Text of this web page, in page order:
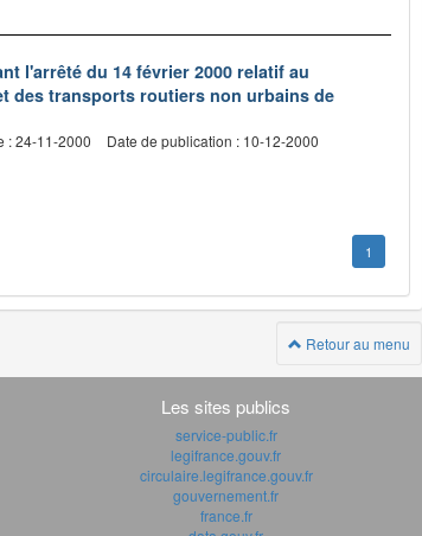
l'arrêté du 14 février 2000 relatif au
des transports routiers non urbains de
: 24-11-2000 Date de publication : 10-12-2000
1
Retour au menu
Les sites publics
service-public.fr
legifrance.gouv.fr
circulaire.legifrance.gouv.fr
gouvernement.fr
france.fr